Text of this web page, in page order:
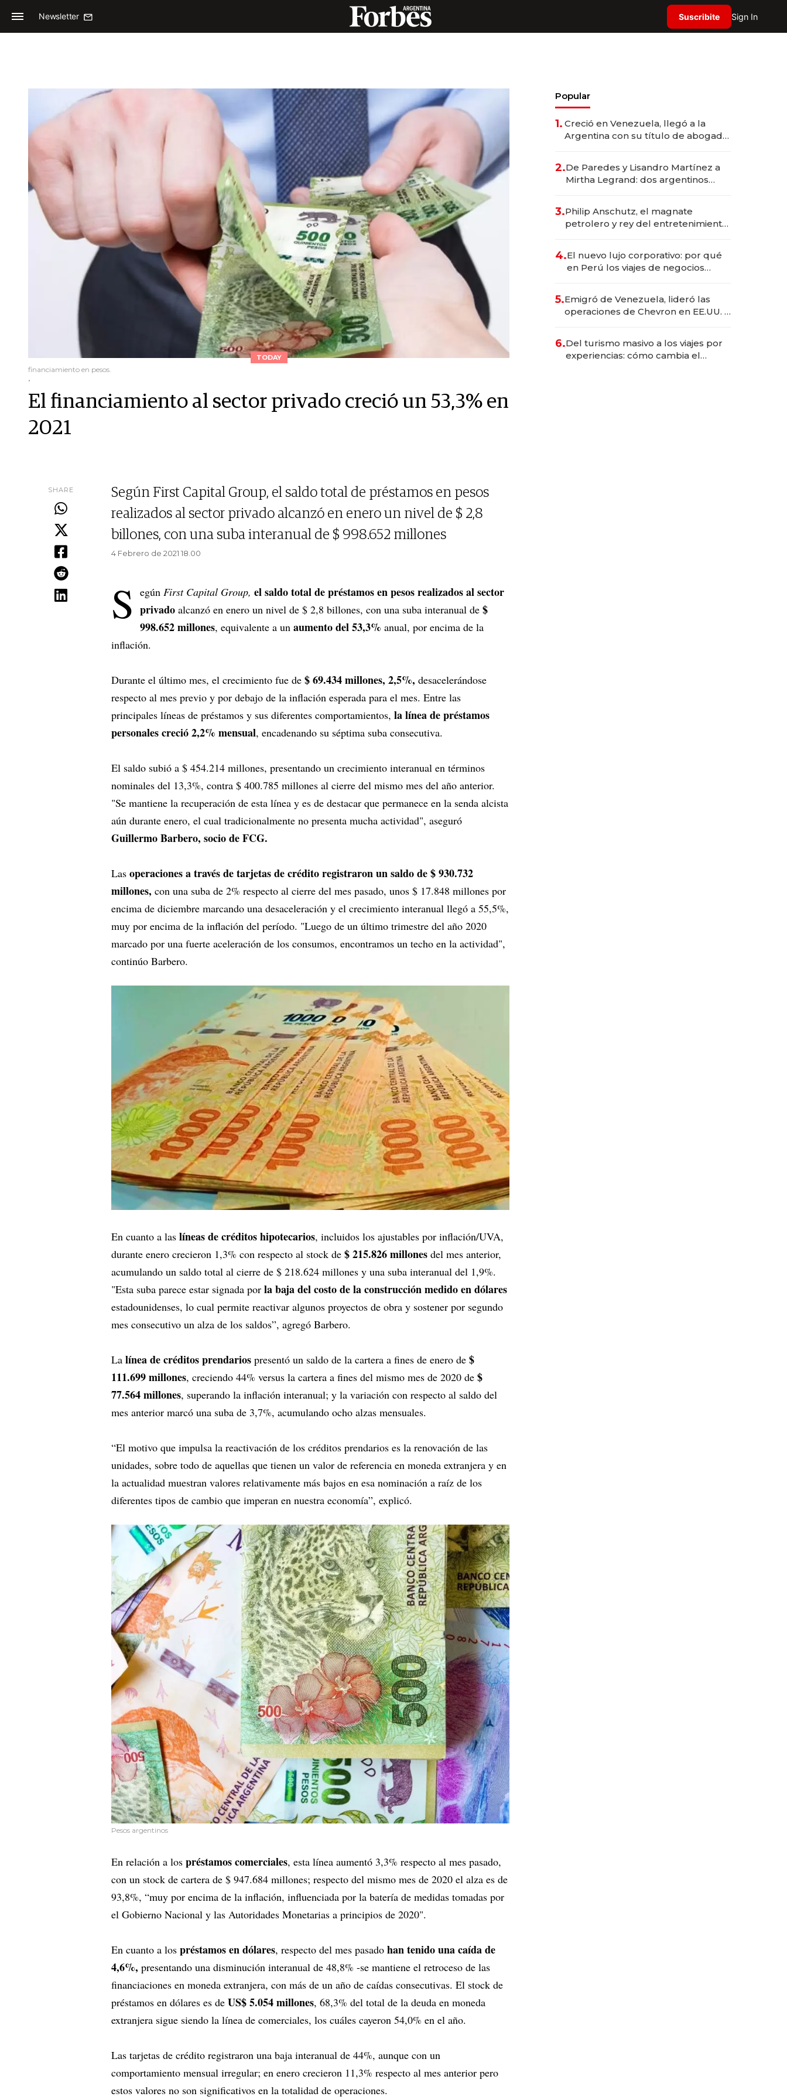
Newsletter Suscribite Sign In
TODAY
financiamiento en pesos.
.
El financiamiento al sector privado creció un 53,3% en
2021
SHARE
Según First Capital Group, el saldo total de préstamos en pesos
realizados al sector privado alcanzó en enero un nivel de $ 2,8
billones, con una suba interanual de $ 998.652 millones
4 Febrero de 2021 18.00
S egún First Capital Group, el saldo total de préstamos en pesos realizados al sector
privado alcanzó en enero un nivel de $ 2,8 billones, con una suba interanual de $
998.652 millones, equivalente a un aumento del 53,3% anual, por encima de la
inflación.
Durante el último mes, el crecimiento fue de $ 69.434 millones, 2,5%, desacelerándose
respecto al mes previo y por debajo de la inflación esperada para el mes. Entre las
principales líneas de préstamos y sus diferentes comportamientos, la línea de préstamos
personales creció 2,2% mensual, encadenando su séptima suba consecutiva.
El saldo subió a $ 454.214 millones, presentando un crecimiento interanual en términos
nominales del 13,3%, contra $ 400.785 millones al cierre del mismo mes del año anterior.
"Se mantiene la recuperación de esta línea y es de destacar que permanece en la senda alcista
aún durante enero, el cual tradicionalmente no presenta mucha actividad", aseguró
Guillermo Barbero, socio de FCG.
Las operaciones a través de tarjetas de crédito registraron un saldo de $ 930.732
millones, con una suba de 2% respecto al cierre del mes pasado, unos $ 17.848 millones por
encima de diciembre marcando una desaceleración y el crecimiento interanual llegó a 55,5%,
muy por encima de la inflación del período. "Luego de un último trimestre del año 2020
marcado por una fuerte aceleración de los consumos, encontramos un techo en la actividad",
continúo Barbero.
En cuanto a las líneas de créditos hipotecarios, incluidos los ajustables por inflación/UVA,
durante enero crecieron 1,3% con respecto al stock de $ 215.826 millones del mes anterior,
acumulando un saldo total al cierre de $ 218.624 millones y una suba interanual del 1,9%.
"Esta suba parece estar signada por la baja del costo de la construcción medido en dólares
estadounidenses, lo cual permite reactivar algunos proyectos de obra y sostener por segundo
mes consecutivo un alza de los saldos”, agregó Barbero.
La línea de créditos prendarios presentó un saldo de la cartera a fines de enero de $
111.699 millones, creciendo 44% versus la cartera a fines del mismo mes de 2020 de $
77.564 millones, superando la inflación interanual; y la variación con respecto al saldo del
mes anterior marcó una suba de 3,7%, acumulando ocho alzas mensuales.
“El motivo que impulsa la reactivación de los créditos prendarios es la renovación de las
unidades, sobre todo de aquellas que tienen un valor de referencia en moneda extranjera y en
la actualidad muestran valores relativamente más bajos en esa nominación a raíz de los
diferentes tipos de cambio que imperan en nuestra economía”, explicó.
Pesos argentinos
En relación a los préstamos comerciales, esta línea aumentó 3,3% respecto al mes pasado,
con un stock de cartera de $ 947.684 millones; respecto del mismo mes de 2020 el alza es de
93,8%, “muy por encima de la inflación, influenciada por la batería de medidas tomadas por
el Gobierno Nacional y las Autoridades Monetarias a principios de 2020".
En cuanto a los préstamos en dólares, respecto del mes pasado han tenido una caída de
4,6%, presentando una disminución interanual de 48,8% -se mantiene el retroceso de las
financiaciones en moneda extranjera, con más de un año de caídas consecutivas. El stock de
préstamos en dólares es de US$ 5.054 millones, 68,3% del total de la deuda en moneda
extranjera sigue siendo la línea de comerciales, los cuáles cayeron 54,0% en el año.
Las tarjetas de crédito registraron una baja interanual de 44%, aunque con un
comportamiento mensual irregular; en enero crecieron 11,3% respecto al mes anterior pero
estos valores no son significativos en la totalidad de operaciones.
Popular
1. Creció en Venezuela, llegó a la
Argentina con su título de abogado
marcas "fast premium"
2.De Paredes y Lisandro Martínez a
Mirtha Legrand: dos argentinos
3.Philip Anschutz, el magnate
petrolero y rey del entretenimiento
4.El nuevo lujo corporativo: por qué
en Perú los viajes de negocios
transformadoras
5.Emigró de Venezuela, lideró las
operaciones de Chevron en EE.UU. y
6.Del turismo masivo a los viajes por
experiencias: cómo cambia el